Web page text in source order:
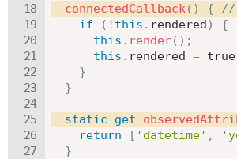
connectedCallback( ) {
//
if
( ! this . rendered)
{
this . render( ) ;
this . rendered = true
}
}
static get
return
[ 'datetime' ,
}